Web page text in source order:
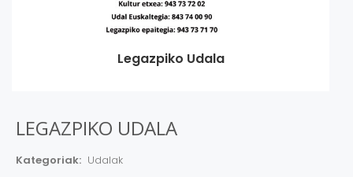
Legazpiko Udala
LEGAZPIKO UDALA
Kategoriak: Udalak